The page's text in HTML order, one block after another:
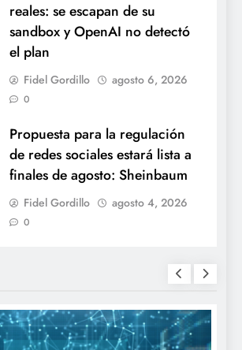
reales: se escapan de su
sandbox y OpenAI no detectó
el plan
Fidel Gordillo agosto 6, 2026
0
Propuesta para la regulación
de redes sociales estará lista a
finales de agosto: Sheinbaum
Fidel Gordillo agosto 4, 2026
0